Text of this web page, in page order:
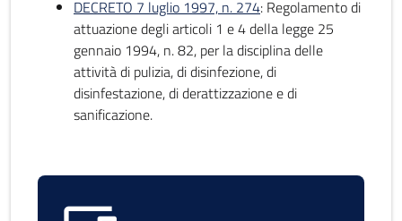
DECRETO 7 luglio 1997, n. 274: Regolamento di
attuazione degli articoli 1 e 4 della legge 25
gennaio 1994, n. 82, per la disciplina delle
attività di pulizia, di disinfezione, di
disinfestazione, di derattizzazione e di
sanificazione.